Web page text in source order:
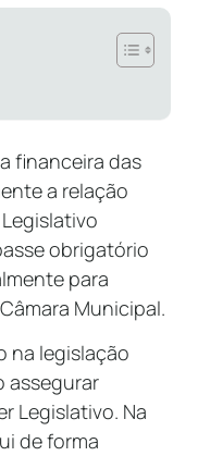
financeira das
a relação
obrigatório
para
Municipal.
na legislação
assegurar
Legislativo. Na
de forma